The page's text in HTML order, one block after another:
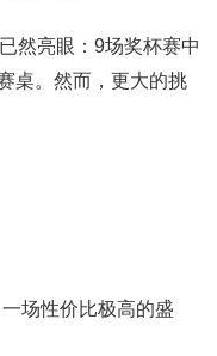
然亮眼：9场奖杯赛中
桌。然而，更大的挑
场性价比极高的盛